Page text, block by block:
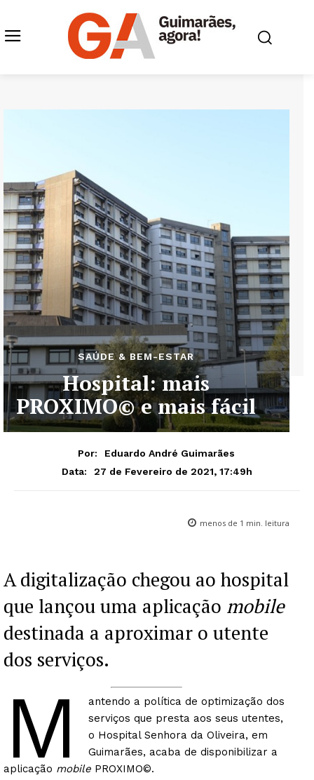
SAÚDE & BEM-ESTAR
Hospital: mais
PROXIMO© e mais fácil
Por:
Eduardo André Guimarães
Data:
27 de Fevereiro de 2021, 17:49h
menos de 1 min. leitura
A digitalização chegou ao hospital
que lançou uma aplicação mobile
destinada a aproximar o utente
dos serviços.
M
antendo a política de optimização dos
serviços que presta aos seus utentes,
o Hospital Senhora da Oliveira, em
Guimarães, acaba de disponibilizar a
aplicação mobile PROXIMO©.